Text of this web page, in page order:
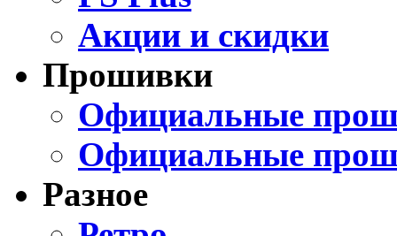
Акции и скидки
Прошивки
Официальные
Официальные
Разное